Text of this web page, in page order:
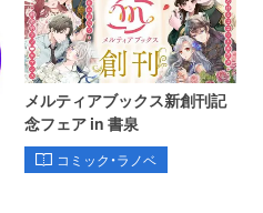
メルティアブックス新創刊記
念フェア in 書泉
コミック・ラノベ